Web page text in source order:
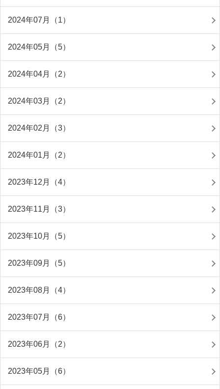
2024年07月（1）
2024年05月（5）
2024年04月（2）
2024年03月（2）
2024年02月（3）
2024年01月（2）
2023年12月（4）
2023年11月（3）
2023年10月（5）
2023年09月（5）
2023年08月（4）
2023年07月（6）
2023年06月（2）
2023年05月（6）